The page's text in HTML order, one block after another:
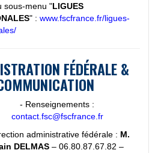
sous-menu "LIGUES
" : www.fscfrance.fr/ligues-
FÉDÉRALE &
- Renseignements :
contact.fsc@fscfrance.fr
administrative fédérale : M.
DELMAS – 06.80.87.67.82 –